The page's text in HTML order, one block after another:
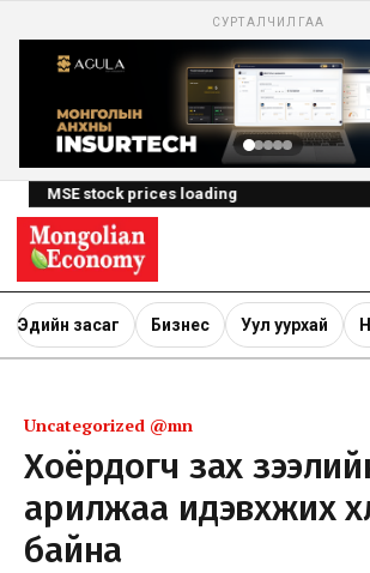
СУРТАЛЧИЛГАА
MSE stock prices loading
Эдийн засаг Бизнес Уул уурхай
Uncategorized @mn
Хоёрдогч зах
арилжаа идэвхжих
байна